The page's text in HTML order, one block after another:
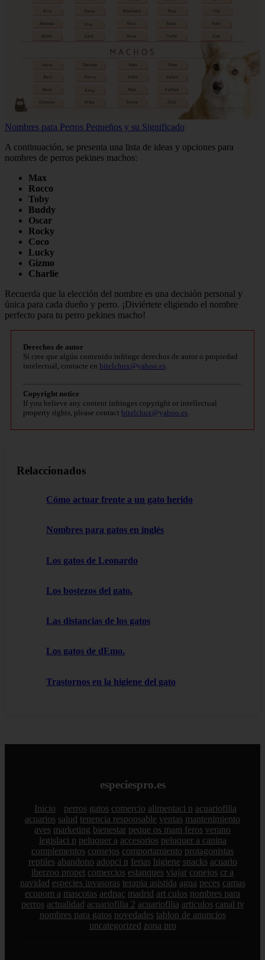
Nombres para Perros Pequeños y su Significado
A continuación, se presenta una lista de ideas y opciones para
nombres de perros pekines machos:
Max
Rocco
Toby
Buddy
Oscar
Rocky
Coco
Lucky
Gizmo
Charlie
Recuerda que la elección del nombre es una decisión personal y
única para cada dueño y perro. ¡Diviértete eligiendo el nombre
perfecto para tu perro pekines macho!
Derechos de autor
Si cree que algún contenido infringe derechos de autor o propiedad
intelectual, contacte en bitelchux@yahoo.es
Copyright notice
If you believe any content infringes copyright or intellectual
property rights, please contact bitelchux@yahoo.es
Relaccionados
Cómo actuar frente a un gato herido
Nombres para gatos en inglés
Los gatos de Leonardo
Los bostezos del gato.
Las distancias de los gatos
Los gatos de dEmo.
Trastornos en la higiene del gato
especiespro.es
Inicio perros gatos comercio alimentaci n acuariofilia
acuarios salud tenencia responsable ventas mantenimiento
aves marketing bienestar peque os mam feros verano
legislaci n peluquer a accesorios peluquer a canina
complementos consejos comportamiento protagonistas
reptiles abandono adopci n ferias higiene snacks acuario
iberzoo propet comercios estanques viajar conejos cr a
navidad especies invasoras terapia asistida agua peces camas
econom a mascotas aedpac madrid art culos nombres para
perros actualidad acuariofilia 2 acuariofilia articulos canal tv
nombres para gatos novedades tablon de anuncios
uncategorized zona pro